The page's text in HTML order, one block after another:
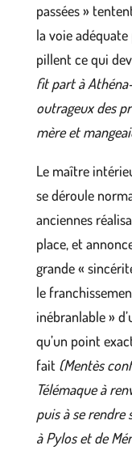
passées »
la voie
pillent ce qui
fit part à
outrageux des
mère et
Le maître
se déroule
anciennes
place, et
grande «
le
inébranlable »
qu’un point
fait (Mentès
Télémaque à
puis à se rendre
à Pylos et de